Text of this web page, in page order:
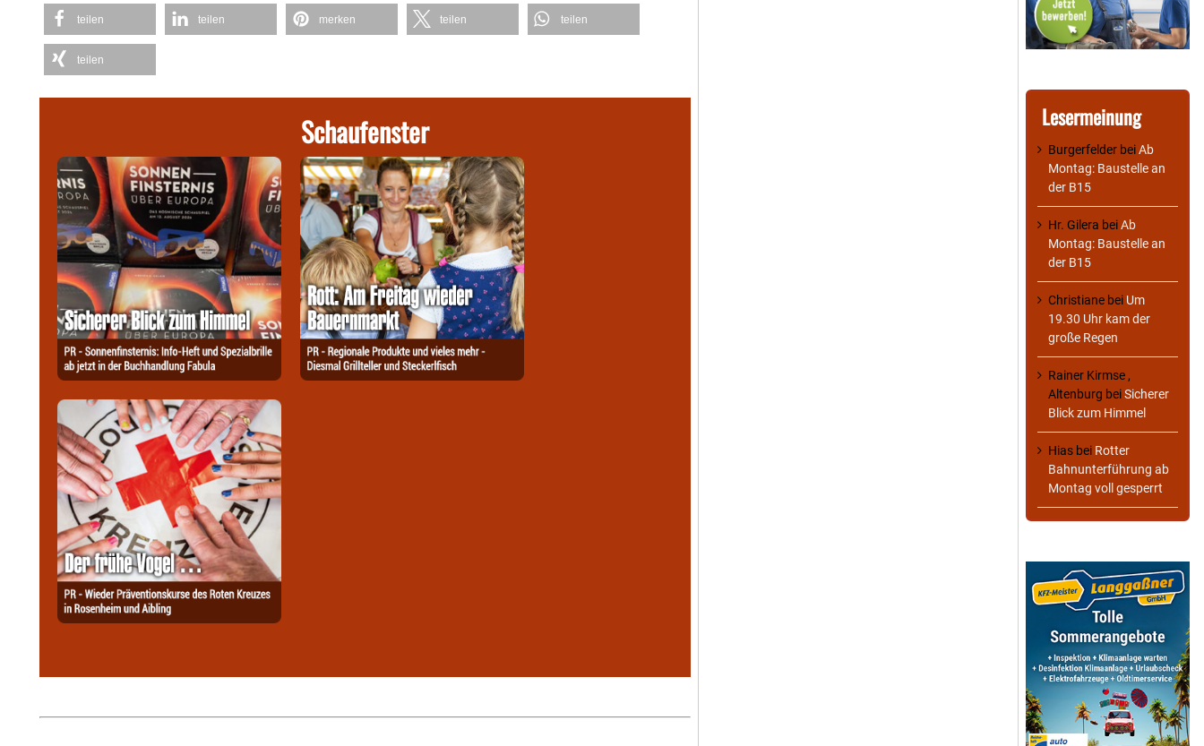
teilen teilen merken teilen teilen
teilen
Schaufenster Lesermeinung
Burgerfelder beiAb
Montag: Baustelle an
der B15
Hr. Gilera beiAb
Montag: Baustelle an
der B15
Christiane bei Um
19.30 Uhr kam der
große Regen
Rainer Kirmse ,
Altenburg beiSicherer
Blick zum Himmel
Hias bei Rotter
Bahnunterführung ab
Montag voll gesperrt